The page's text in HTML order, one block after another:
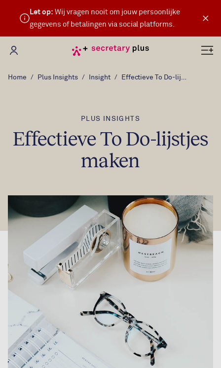
×
Let op: Wij vragen nooit om jouw persoonlijke
gegevens of betalingen via social platforms.
Mijn Secretary Plus
Home Plus Insights Insight Effectieve To Do-lijstjes maken
PLUS INSIGHTS
Effectieve To Do-lijstjes
maken